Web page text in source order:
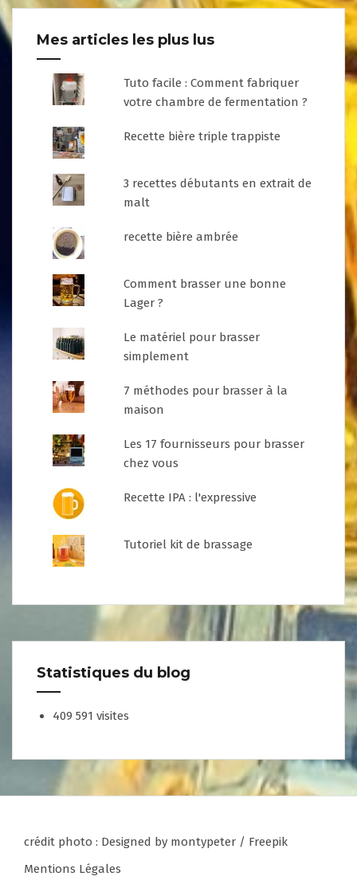
Mes articles les plus lus
Tuto facile : Comment fabriquer
votre chambre de fermentation ?
Recette bière triple trappiste
3 recettes débutants en extrait de
malt
recette bière ambrée
Comment brasser une bonne
Lager ?
Le matériel pour brasser
simplement
7 méthodes pour brasser à la
maison
Les 17 fournisseurs pour brasser
chez vous
Recette IPA : l'expressive
Tutoriel kit de brassage
Statistiques du blog
409 591 visites
crédit photo : Designed by montypeter / Freepik
Mentions Légales